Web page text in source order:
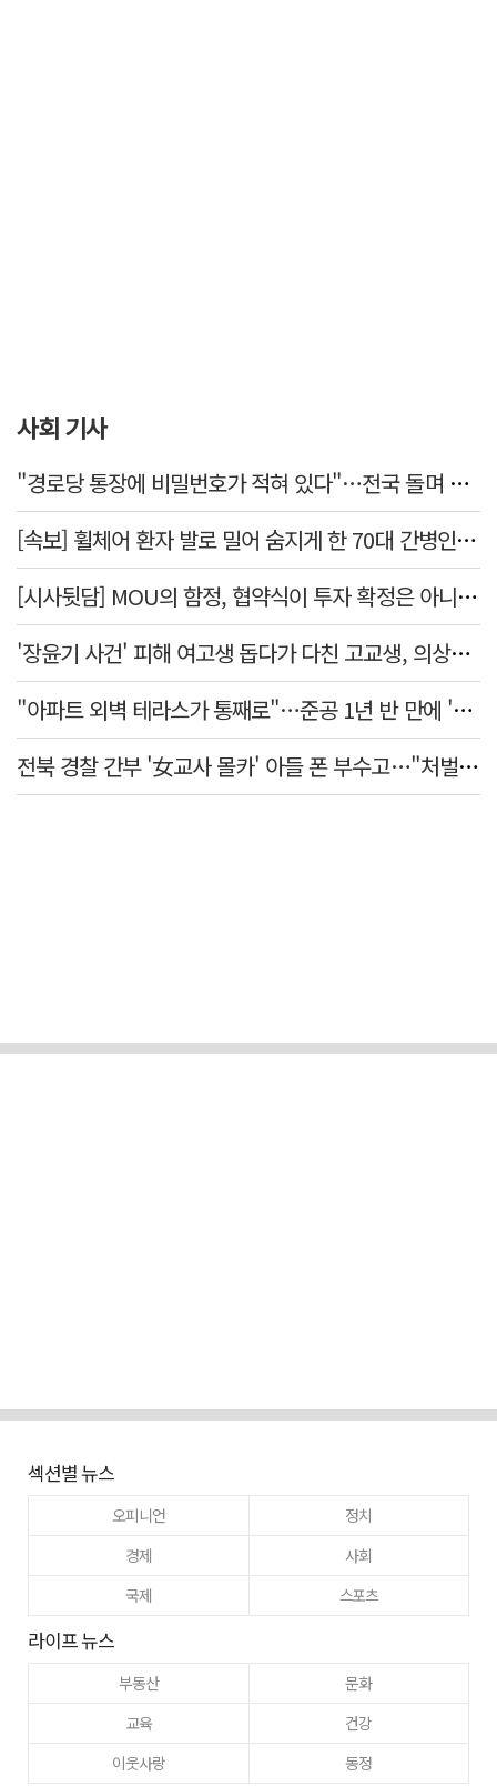
사회 기사
"경로당 통장에 비밀번호가 적혀 있다"…전국 돌며 경로당 13곳 턴 30대 구속
[속보] 휠체어 환자 발로 밀어 숨지게 한 70대 간병인…2심도 집행유예
[시사뒷담] MOU의 함정, 협약식이 투자 확정은 아니긴 해
'장윤기 사건' 피해 여고생 돕다가 다친 고교생, 의상자 인정
"아파트 외벽 테라스가 통째로"…준공 1년 반 만에 '아찔 사고'
전북 경찰 간부 '女교사 몰카' 아들 폰 부수고…"처벌 못하는 사안" 내부망에 글
섹션별 뉴스
오피니언
정치
경제
사회
국제
스포츠
라이프 뉴스
부동산
문화
교육
건강
이웃사랑
동정